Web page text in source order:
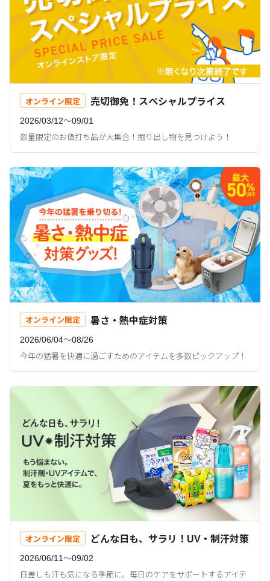
オンライン限定 売切御免！スペシャルプライス
2026/03/12〜09/01
数量限定のお値打ち品が大集合！掘り出し物を見つけよう！
オンライン限定 暑さ・熱中症対策
2026/06/04〜08/26
今年の猛暑を快適に過ごすためのアイテムを多数ピックアップ！
オンライン限定 どんな日も、サラリ！UV・制汗対策
2026/06/11〜09/02
日差しも汗も気になる季節に。毎日のケアをサポートするアイテ